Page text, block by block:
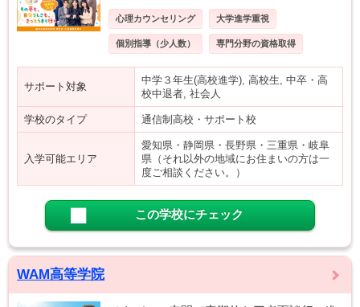
心理カウンセリング 大学進学重視
個別指導（少人数） 専門分野の資格取得
サポート対象
中学３年生(高校進学), 高校生, 中卒・高
校中退者, 社会人
学校のタイプ 通信制高校・サポート校
入学可能エリア
愛知県・静岡県・長野県・三重県・岐阜
県（それ以外の地域にお住まいの方は一
度ご相談ください。）
この学校にチェック
WAM高等学院